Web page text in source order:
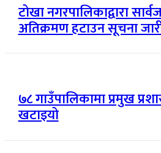
टोखा नगरपालिकाद्वारा
अतिक्रमण हटाउन सूचना
७८ गाउँपालिकामा प्रमुख
खटाइयो